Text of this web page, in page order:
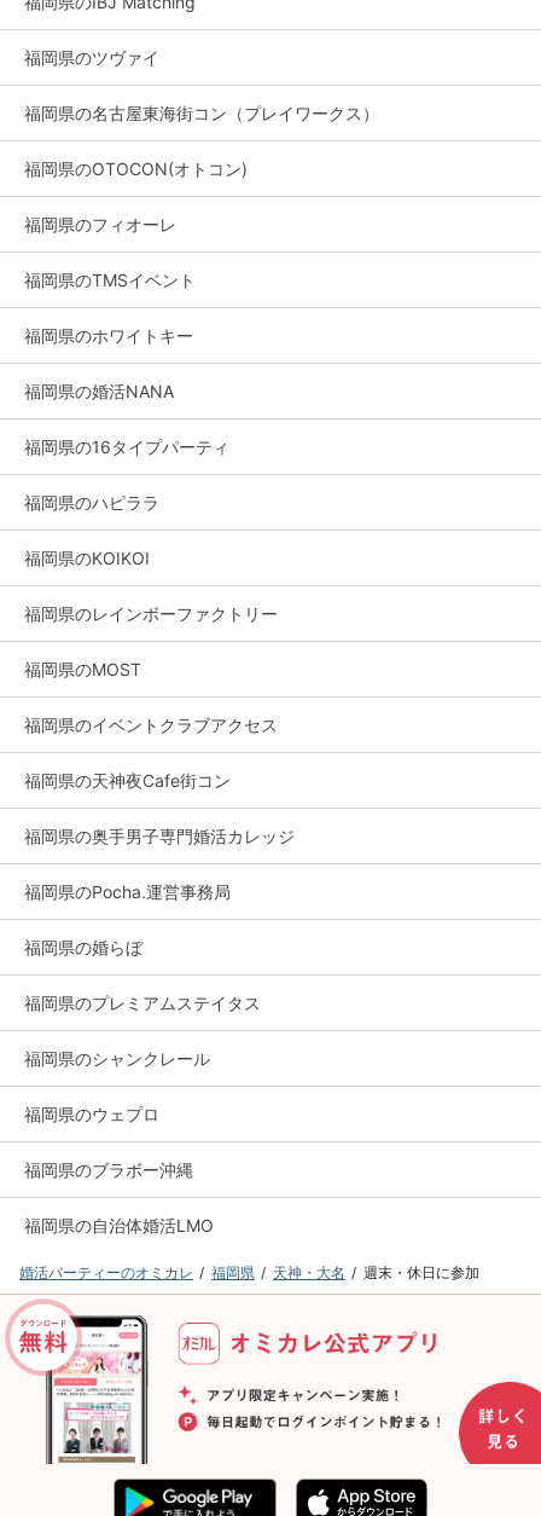
福岡県のツヴァイ
福岡県の名古屋東海街コン（プレイワークス）
福岡県のOTOCON(オトコン)
福岡県のフィオーレ
福岡県のTMSイベント
福岡県のホワイトキー
福岡県の婚活NANA
福岡県の16タイプパーティ
福岡県のハピララ
福岡県のKOIKOI
福岡県のレインボーファクトリー
福岡県のMOST
福岡県のイベントクラブアクセス
福岡県の天神夜Cafe街コン
福岡県の奥手男子専門婚活カレッジ
福岡県のPocha.運営事務局
福岡県の婚らぼ
福岡県のプレミアムステイタス
福岡県のシャンクレール
福岡県のウェプロ
福岡県のブラボー沖縄
福岡県の自治体婚活LMO
婚活パーティーのオミカレ 福岡県 天神・大名 週末・休日に参加